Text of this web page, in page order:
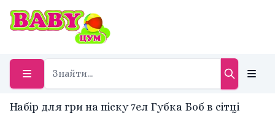
Набір для гри на піску 7ел Губка Боб в сітці